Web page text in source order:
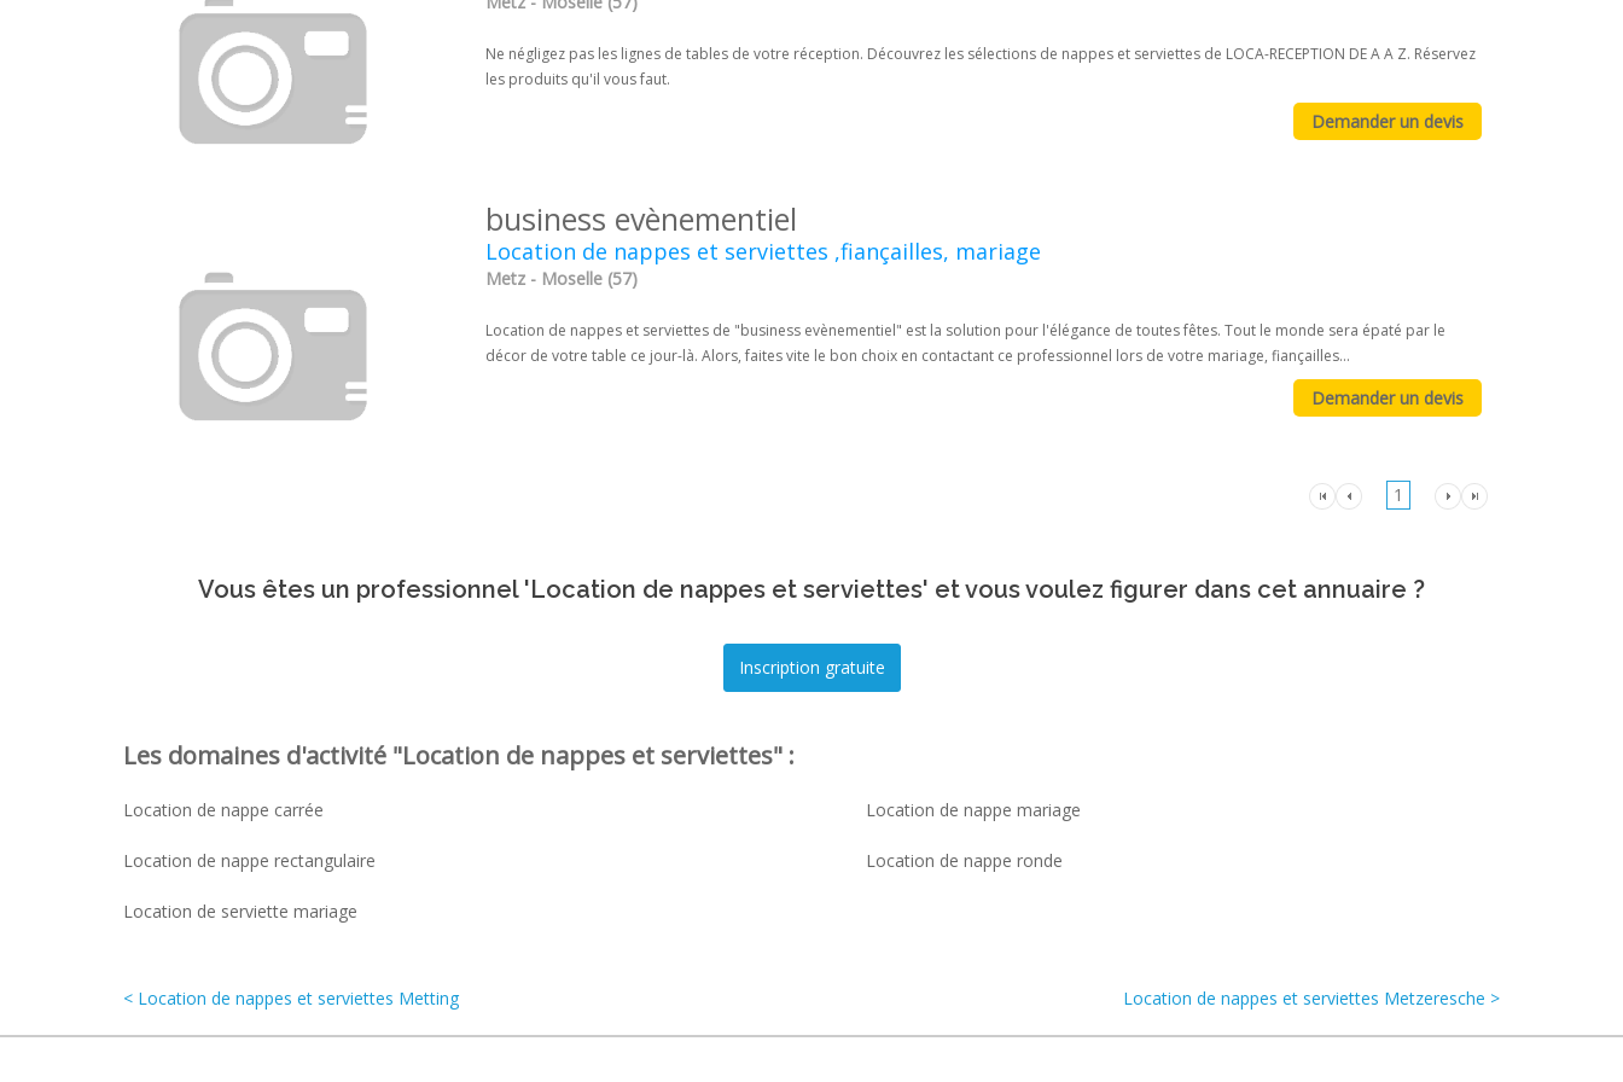
Ne négligez pas les lignes de tables de votre réception. Découvrez les sélections de nappes et serviettes de LOCA-RECEPTION DE A A Z. Réservez
les produits qu'il vous faut.
business evènementiel
Location de nappes et serviettes ,fiançailles, mariage
Metz - Moselle (57)
Location de nappes et serviettes de "business evènementiel" est la solution pour l'élégance de toutes fêtes. Tout le monde sera épaté par le
décor de votre table ce jour-là. Alors, faites vite le bon choix en contactant ce professionnel lors de votre mariage, fiançailles...
1
Vous êtes un professionnel 'Location de nappes et serviettes' et vous voulez figurer dans cet annuaire ?
Les domaines d'activité "Location de nappes et serviettes" :
Location de nappe carrée Location de nappe mariage
Location de nappe rectangulaire Location de nappe ronde
Location de serviette mariage
< Location de nappes et serviettes Metting Location de nappes et serviettes Metzeresche >